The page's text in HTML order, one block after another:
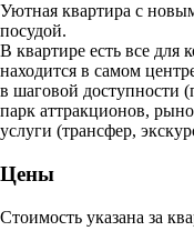
Уютная квартира с
посудой.
В квартире есть все
находится в самом
в шаговой доступности
парк аттракционов,
услуги (трансфер,
Цены
Стоимость указана за